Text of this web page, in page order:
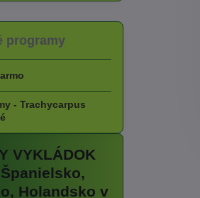
programy
- Trachycarpus
VYKLÁDOK
Holandsko v